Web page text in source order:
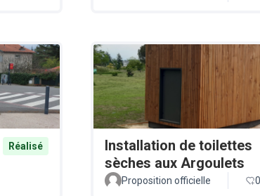
Réalisé
Installation de toilettes
sèches aux Argoulets
Proposition officielle 0